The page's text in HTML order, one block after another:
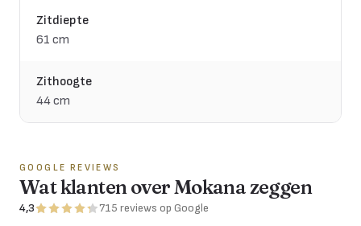
Zitdiepte
61 cm
Zithoogte
44 cm
GOOGLE REVIEWS
Wat klanten over Mokana zeggen
4,3 715 reviews op Google